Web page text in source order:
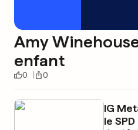
Amy
enfant
0 0
IG
le SPD